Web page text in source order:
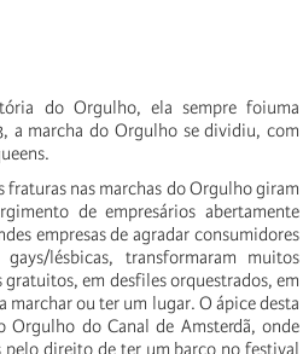
do Orgulho, ela sempre foiuma
a marcha do Orgulho se dividiu, com
fraturas nas marchas do Orgulho giram
de empresários abertamente
empresas de agradar consumidores
lésbicas, transformaram muitos
gratuitos, em desfiles orquestrados, em
marchar ou ter um lugar. O ápice desta
Orgulho do Canal de Amsterdã, onde
pelo direito de ter um barco no festival